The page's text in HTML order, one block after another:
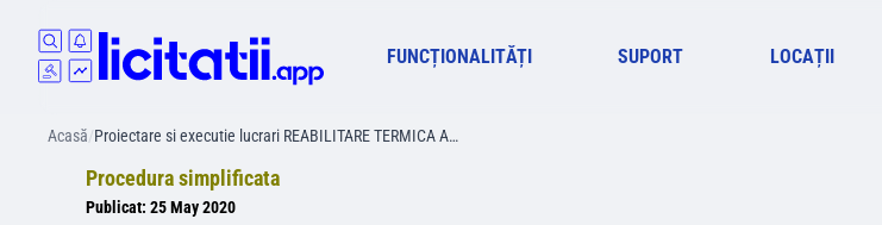
FUNCȚIONALITĂȚI SUPORT LOCAȚII
Acasă/Proiectare si executie lucrari REABILITARE TERMICA A…
Procedura simplificata
Publicat: 25 May 2020